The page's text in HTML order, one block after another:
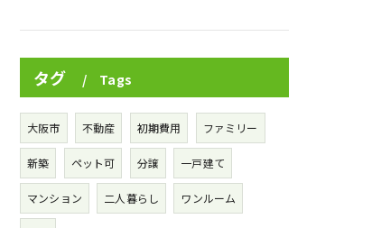
タグ Tags
大阪市 不動産 初期費用 ファミリー
新築 ペット可 分譲 一戸建て
マンション 二人暮らし ワンルーム